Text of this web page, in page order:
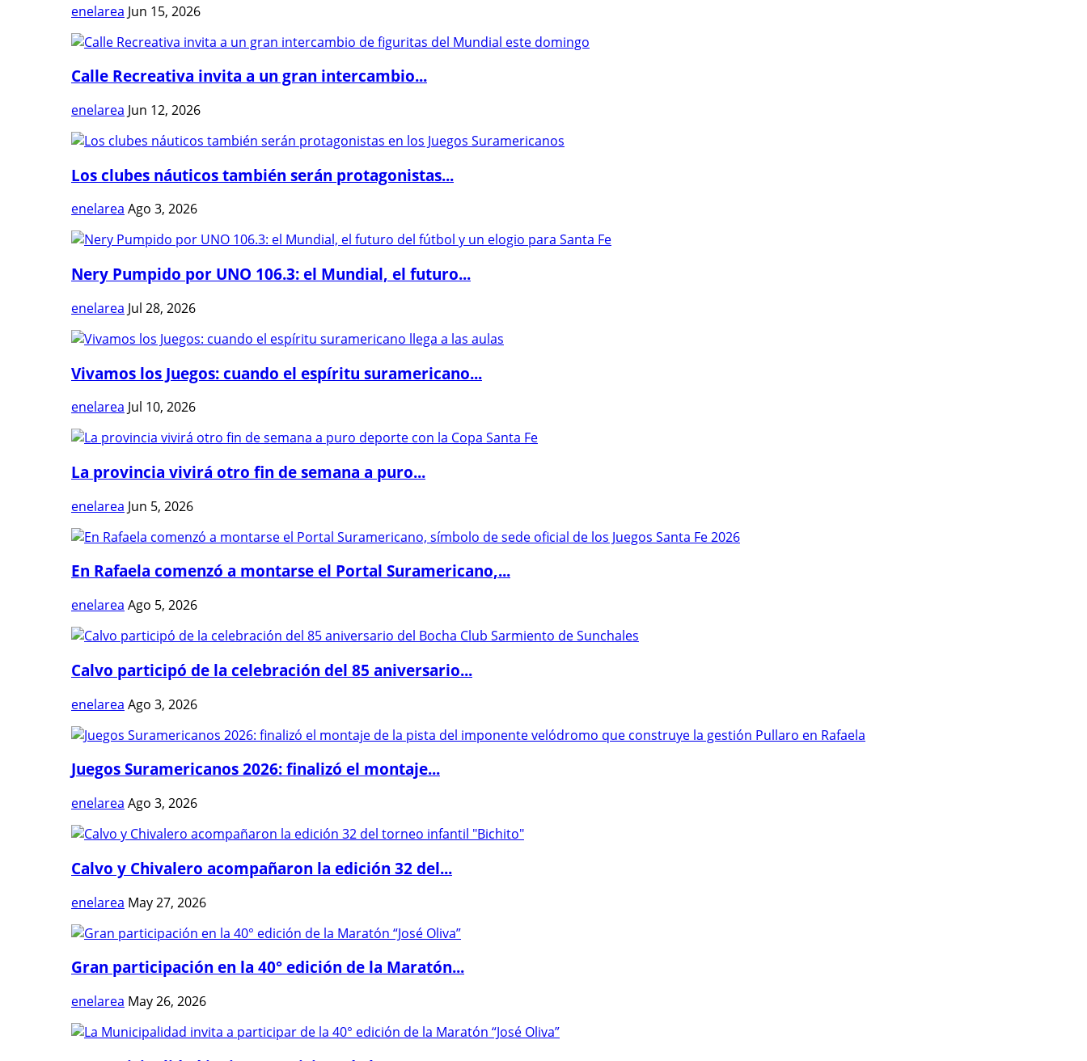
enelarea Jun 15, 2026
Calle Recreativa invita a un gran intercambio...
enelarea Jun 12, 2026
Los clubes náuticos también serán protagonistas...
enelarea Ago 3, 2026
Nery Pumpido por UNO 106.3: el Mundial, el futuro...
enelarea Jul 28, 2026
Vivamos los Juegos: cuando el espíritu suramericano...
enelarea Jul 10, 2026
La provincia vivirá otro fin de semana a puro...
enelarea Jun 5, 2026
En Rafaela comenzó a montarse el Portal Suramericano,...
enelarea Ago 5, 2026
Calvo participó de la celebración del 85 aniversario...
enelarea Ago 3, 2026
Juegos Suramericanos 2026: finalizó el montaje...
enelarea Ago 3, 2026
Calvo y Chivalero acompañaron la edición 32 del...
enelarea May 27, 2026
Gran participación en la 40° edición de la Maratón...
enelarea May 26, 2026